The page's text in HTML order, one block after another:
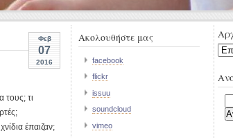
Φεβ
07
2016
τους; τι
έπαιζαν;
Ακολουθήστε μας
facebook
flickr
issuu
soundcloud
vimeo